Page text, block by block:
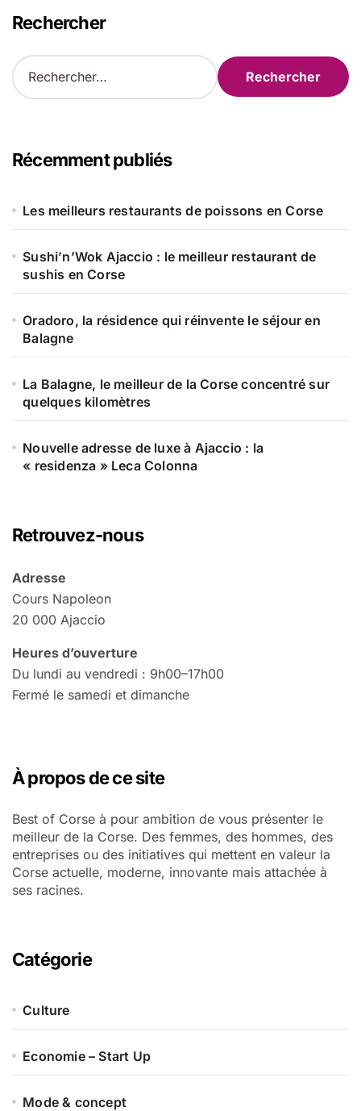
Rechercher
R
e
r
c
e
:
Récemment publiés
Les meilleurs restaurants de poissons en Corse
Sushi’n’Wok Ajaccio : le meilleur restaurant de
sushis en Corse
Oradoro, la résidence qui réinvente le séjour en
Balagne
La Balagne, le meilleur de la Corse concentré sur
quelques kilomètres
Nouvelle adresse de luxe à Ajaccio : la
« residenza » Leca Colonna
Retrouvez-nous
Adresse
Cours Napoleon
20 000 Ajaccio
Heures d’ouverture
Du lundi au vendredi : 9h00–17h00
Fermé le samedi et dimanche
À propos de ce site
Best of Corse à pour ambition de vous présenter le
meilleur de la Corse. Des femmes, des hommes, des
entreprises ou des initiatives qui mettent en valeur la
Corse actuelle, moderne, innovante mais attachée à
ses racines.
Catégorie
Culture
Economie – Start Up
Mode & concept